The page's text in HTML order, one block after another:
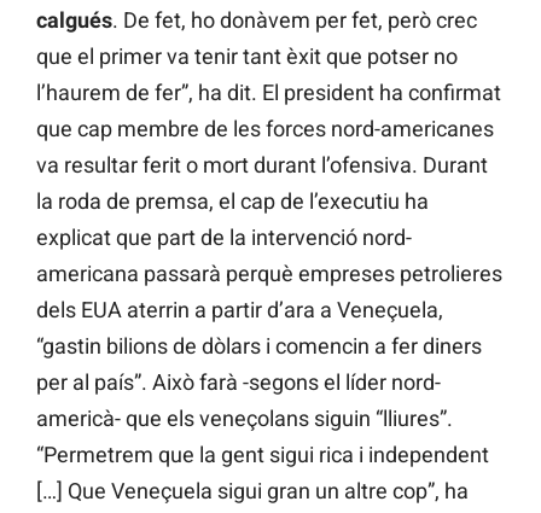
calgués. De fet, ho donàvem per fet, però crec
que el primer va tenir tant èxit que potser no
l’haurem de fer”, ha dit. El president ha confirmat
que cap membre de les forces nord-americanes
va resultar ferit o mort durant l’ofensiva. Durant
la roda de premsa, el cap de l’executiu ha
explicat que part de la intervenció nord-
americana passarà perquè empreses petrolieres
dels EUA aterrin a partir d’ara a Veneçuela,
“gastin bilions de dòlars i comencin a fer diners
per al país”. Això farà -segons el líder nord-
americà- que els veneçolans siguin “lliures”.
“Permetrem que la gent sigui rica i independent
[…] Que Veneçuela sigui gran un altre cop”, ha